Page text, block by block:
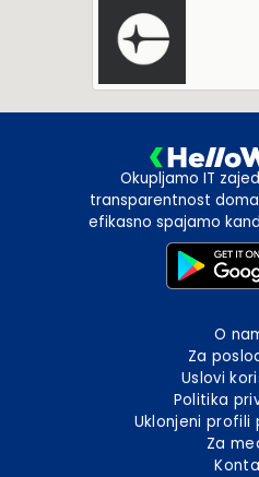
Okupljamo IT
transparentnost
efikasno spajamo
O
Za
Uslovi
Politika
Uklonjeni profili
Za